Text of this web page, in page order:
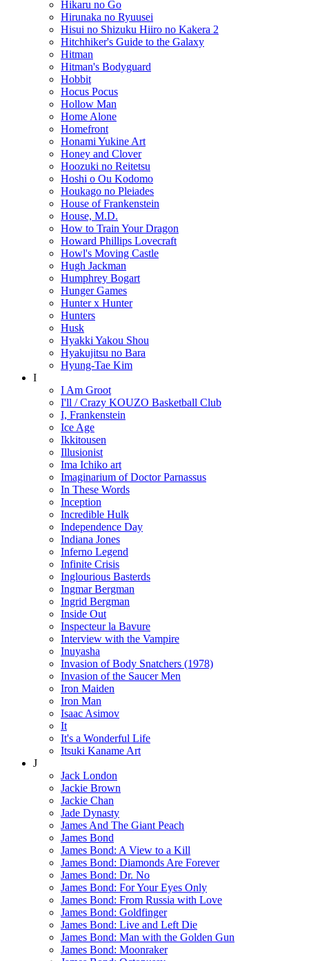
Hikaru no Go
Hirunaka no Ryuusei
Hisui no Shizuku Hiiro no Kakera 2
Hitchhiker's Guide to the Galaxy
Hitman
Hitman's Bodyguard
Hobbit
Hocus Pocus
Hollow Man
Home Alone
Homefront
Honami Yukine Art
Honey and Clover
Hoozuki no Reitetsu
Hoshi o Ou Kodomo
Houkago no Pleiades
House of Frankenstein
House, M.D.
How to Train Your Dragon
Howard Phillips Lovecraft
Howl's Moving Castle
Hugh Jackman
Humphrey Bogart
Hunger Games
Hunter x Hunter
Hunters
Husk
Hyakki Yakou Shou
Hyakujitsu no Bara
Hyung-Tae Kim
I
I Am Groot
I'll / Crazy KOUZO Basketball Club
I, Frankenstein
Ice Age
Ikkitousen
Illusionist
Ima Ichiko art
Imaginarium of Doctor Parnassus
In These Words
Inception
Incredible Hulk
Independence Day
Indiana Jones
Inferno Legend
Infinite Crisis
Inglourious Basterds
Ingmar Bergman
Ingrid Bergman
Inside Out
Inspecteur la Bavure
Interview with the Vampire
Inuyasha
Invasion of Body Snatchers (1978)
Invasion of the Saucer Men
Iron Maiden
Iron Man
Isaac Asimov
It
It's a Wonderful Life
Itsuki Kaname Art
J
Jack London
Jackie Brown
Jackie Chan
Jade Dynasty
James And The Giant Peach
James Bond
James Bond: A View to a Kill
James Bond: Diamonds Are Forever
James Bond: Dr. No
James Bond: For Your Eyes Only
James Bond: From Russia with Love
James Bond: Goldfinger
James Bond: Live and Left Die
James Bond: Man with the Golden Gun
James Bond: Moonraker